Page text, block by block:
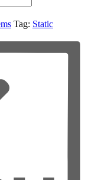
Tag: Static